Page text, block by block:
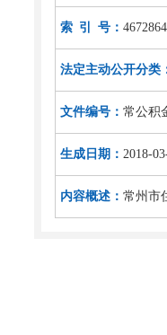
索 引 号：
法定主动公开分类
文件编号： 常公积
生成日期： 2018-
内容概述： 常州市